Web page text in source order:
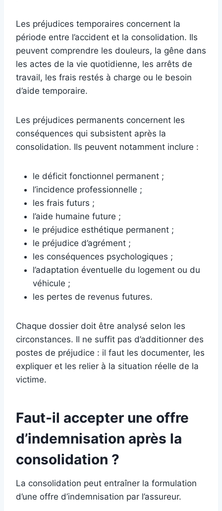
Les préjudices temporaires concernent la
période entre l’accident et la consolidation. Ils
peuvent comprendre les douleurs, la gêne dans
les actes de la vie quotidienne, les arrêts de
travail, les frais restés à charge ou le besoin
d’aide temporaire.
Les préjudices permanents concernent les
conséquences qui subsistent après la
consolidation. Ils peuvent notamment inclure :
le déficit fonctionnel permanent ;
l’incidence professionnelle ;
les frais futurs ;
l’aide humaine future ;
le préjudice esthétique permanent ;
le préjudice d’agrément ;
les conséquences psychologiques ;
l’adaptation éventuelle du logement ou du
véhicule ;
les pertes de revenus futures.
Chaque dossier doit être analysé selon les
circonstances. Il ne suffit pas d’additionner des
postes de préjudice : il faut les documenter, les
expliquer et les relier à la situation réelle de la
victime.
Faut-il accepter une offre
d’indemnisation après la
consolidation ?
La consolidation peut entraîner la formulation
d’une offre d’indemnisation par l’assureur.